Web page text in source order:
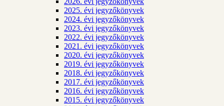
2025. évi jegyzőkönyvek
2024. évi jegyzőkönyvek
2023. évi jegyzőkönyvek
2022. évi jegyzőkönyvek
2021. évi jegyzőkönyvek
2020. évi jegyzőkönyvek
2019. évi jegyzőkönyvek
2018. évi jegyzőkönyvek
2017. évi jegyzőkönyvek
2016. évi jegyzőkönyvek
2015. évi jegyzőkönyvek